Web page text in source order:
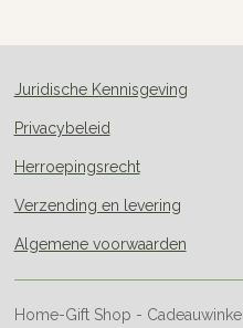
Juridische Kennisgeving
Privacybeleid
Herroepingsrecht
Verzending en levering
Algemene voorwaarden
Home-Gift Shop -